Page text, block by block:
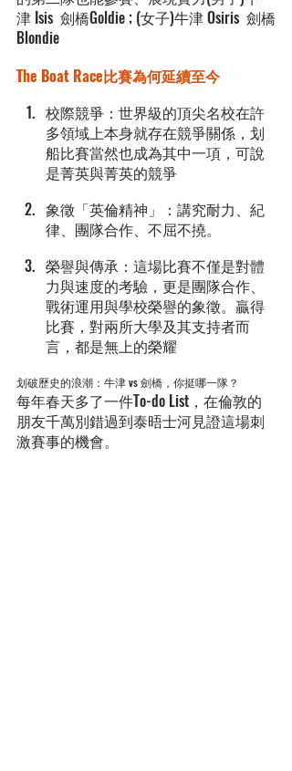
津 Isis  劍橋Goldie ; (女子)牛津 Osiris  劍橋
Blondie
The Boat Race比賽為何延續至今
校際競爭：世界級的頂尖名校在許
多領域上本身就存在競爭關係，划
船比賽當然也成為其中一項，可說
是菁英與菁英的競爭
象徵「英倫精神」：講究耐力、紀
律、團隊合作、不屈不撓。
榮譽與傳承：這場比賽不僅是對體
力與速度的考驗，更是團隊合作、
戰術運用與學校榮譽的象徵。贏得
比賽，對兩所大學及其支持者而
言，都是無上的榮耀
划破歷史的浪潮：牛津 vs 劍橋，你挺哪一隊？
每年春天多了一件To-do List，在倫敦的
朋友千萬別錯過到泰晤士河見證這場刺
激賽事的機會。